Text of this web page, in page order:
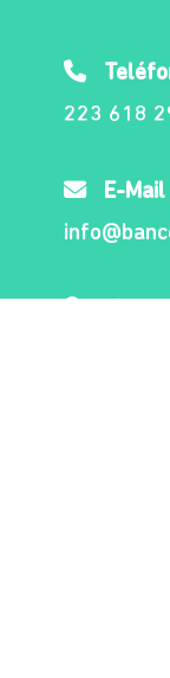
223 618
E-Mail